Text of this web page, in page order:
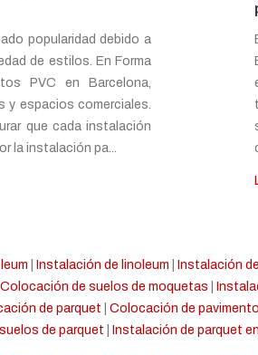
popularidad debido a
de estilos. En Forma
PVC en Barcelona,
y espacios comerciales.
que cada instalación
la instalación pa...
Instalación de linoleum Instalación
Colocación de suelos de moquetas
de parquet
Colocación de
de parquet
Instalación de parquet